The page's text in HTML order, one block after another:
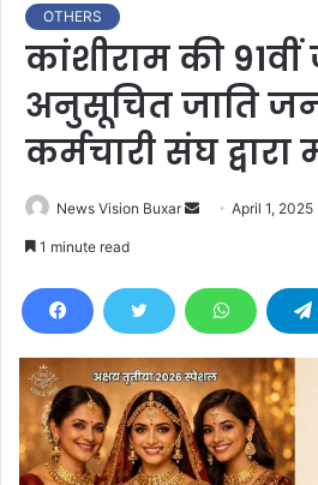
OTHERS
कांशीराम की
अनुसूचित जाति
कर्मचारी संघ
News Vision Buxar
d
e
m
a
i
April 1, 2025
1 minute read